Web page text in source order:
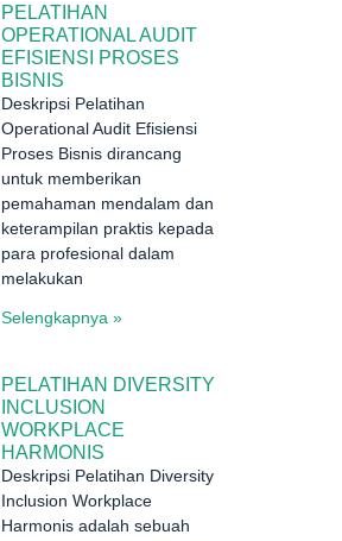
PELATIHAN
OPERATIONAL AUDIT
EFISIENSI PROSES
BISNIS
Deskripsi Pelatihan
Operational Audit Efisiensi
Proses Bisnis dirancang
untuk memberikan
pemahaman mendalam dan
keterampilan praktis kepada
para profesional dalam
melakukan
Selengkapnya »
PELATIHAN DIVERSITY
INCLUSION
WORKPLACE
HARMONIS
Deskripsi Pelatihan Diversity
Inclusion Workplace
Harmonis adalah sebuah